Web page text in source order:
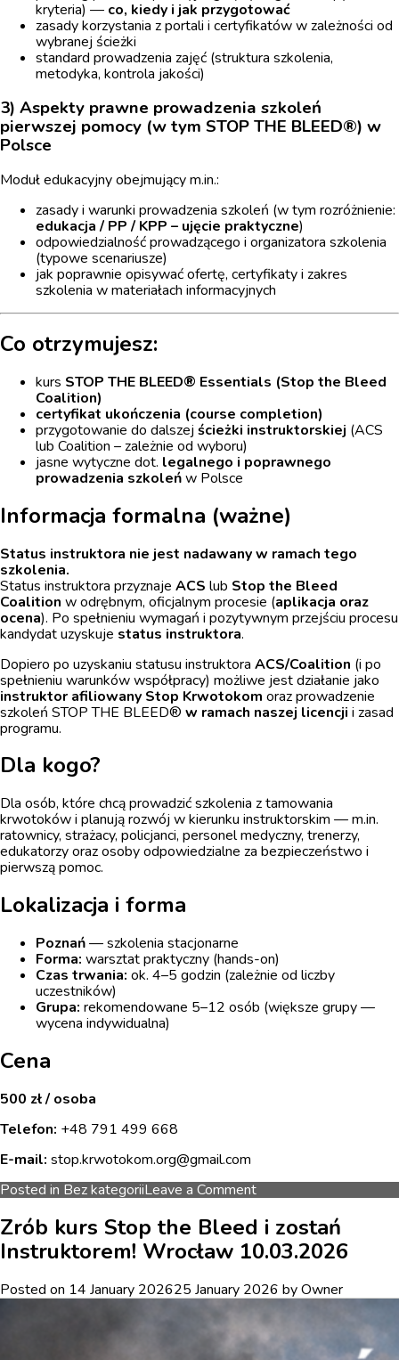
kryteria) — co, kiedy i jak przygotować
zasady korzystania z portali i certyfikatów w zależności od
wybranej ścieżki
standard prowadzenia zajęć (struktura szkolenia,
metodyka, kontrola jakości)
3) Aspekty prawne prowadzenia szkoleń
pierwszej pomocy (w tym STOP THE BLEED®) w
Polsce
Moduł edukacyjny obejmujący m.in.:
zasady i warunki prowadzenia szkoleń (w tym rozróżnienie:
edukacja / PP / KPP – ujęcie praktyczne)
odpowiedzialność prowadzącego i organizatora szkolenia
(typowe scenariusze)
jak poprawnie opisywać ofertę, certyfikaty i zakres
szkolenia w materiałach informacyjnych
Co otrzymujesz:
kurs STOP THE BLEED® Essentials (Stop the Bleed
Coalition)
certyfikat ukończenia (course completion)
przygotowanie do dalszej ścieżki instruktorskiej (ACS
lub Coalition – zależnie od wyboru)
jasne wytyczne dot. legalnego i poprawnego
prowadzenia szkoleńw Polsce
Informacja formalna (ważne)
Status instruktora nie jest nadawany w ramach tego
szkolenia.
Status instruktora przyznaje ACS lub Stop the Bleed
Coalition w odrębnym, oficjalnym procesie (aplikacja oraz
ocena). Po spełnieniu wymagań i pozytywnym przejściu procesu
kandydat uzyskuje status instruktora.
Dopiero po uzyskaniu statusu instruktora ACS/Coalition (i po
spełnieniu warunków współpracy) możliwe jest działanie jako
instruktor afiliowany Stop Krwotokom oraz prowadzenie
szkoleń STOP THE BLEED® w ramach naszej licencji i zasad
programu.
Dla kogo?
Dla osób, które chcą prowadzić szkolenia z tamowania
krwotoków i planują rozwój w kierunku instruktorskim — m.in.
ratownicy, strażacy, policjanci, personel medyczny, trenerzy,
edukatorzy oraz osoby odpowiedzialne za bezpieczeństwo i
pierwszą pomoc.
Lokalizacja i forma
Poznań— szkolenia stacjonarne
Forma: warsztat praktyczny (hands-on)
Czas trwania: ok. 4–5 godzin (zależnie od liczby
uczestników)
Grupa: rekomendowane 5–12 osób (większe grupy —
wycena indywidualna)
Cena
500 zł / osoba
Telefon: +48 791 499 668
E-mail: stop.krwotokom.org@gmail.com
Posted in Bez kategoriiLeave a Commenton
kurs
Stop
the
i
zostań
Instruktorem!
Poznań
11.03.2026
Zrób kurs Stop the Bleed i zostań
Instruktorem! Wrocław 10.03.2026
Posted on 14 January 202625 January 2026 byOwner